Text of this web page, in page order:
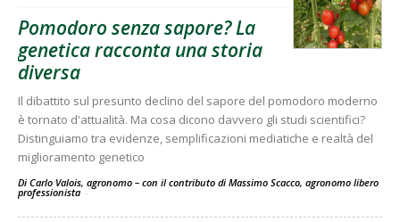
Pomodoro senza sapore? La
genetica racconta una storia
diversa
Il dibattito sul presunto declino del sapore del pomodoro moderno
è tornato d'attualità. Ma cosa dicono davvero gli studi scientifici?
Distinguiamo tra evidenze, semplificazioni mediatiche e realtà del
miglioramento genetico
Di Carlo Valois, agronomo – con il contributo di Massimo Scacco, agronomo libero
professionista -